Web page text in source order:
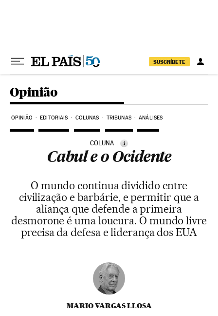
SUSCRÍBETE
Opinião
OPINIÃO EDITORIAIS COLUNAS TRIBUNAS ANÁLISES
COLUNA i
Cabul e o Ocidente
O mundo continua dividido entre
civilização e barbárie, e permitir que a
aliança que defende a primeira
desmorone é uma loucura. O mundo livre
precisa da defesa e liderança dos EUA
MARIO VARGAS LLOSA